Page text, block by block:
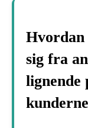
sig fra
lignende